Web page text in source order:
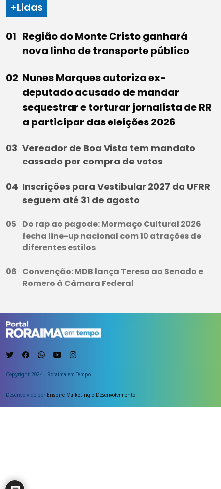
+Lidas
Região do Monte Cristo ganhará
nova linha de transporte público
Nunes Marques autoriza ex-
deputado acusado de mandar
sequestrar e torturar jornalista de RR
a participar das eleições 2026
Vereador de Boa Vista tem mandato
cassado por compra de votos
Inscrições para Vestibular 2027 da UFRR
seguem até 31 de agosto
Do rap ao pagode: Mormaço Cultural 2026
fecha line-up nacional com 10 atrações de
diferentes estilos
Convenção: MDB lança Teresa ao Senado e
Romero à Câmara Federal
Copyright 2024 - Roraima em Tempo
Desenvolvido por Enspire Marketing e Desenvolvimento